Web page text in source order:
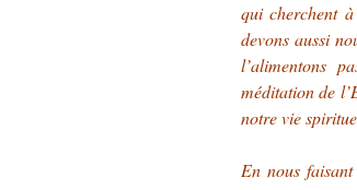
qui cherchent
devons aussi
l’alimentons
méditation de
notre vie
En nous